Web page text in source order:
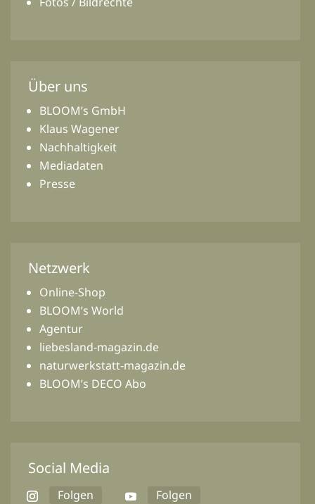
Über uns
BLOOM’s GmbH
Klaus Wagener
Nachhaltigkeit
Mediadaten
Presse
Netzwerk
Online-Shop
BLOOM’s World
Agentur
liebesland-magazin.de
naturwerkstatt-magazin.de
BLOOM’s DECO Abo
Social Media
Folgen
Folgen